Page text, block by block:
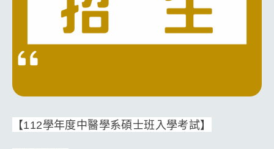
【112學年度中醫學系碩士班入學考試】